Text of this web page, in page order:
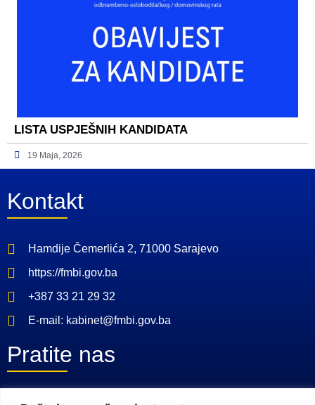
LISTA USPJEŠNIH KANDIDATA
19 Maja, 2026
Kontakt
Hamdije Čemerlića 2, 71000 Sarajevo
https://fmbi.gov.ba
+387 33 21 29 32
E-mail: kabinet@fmbi.gov.ba
Pratite nas
Facebook Stranica